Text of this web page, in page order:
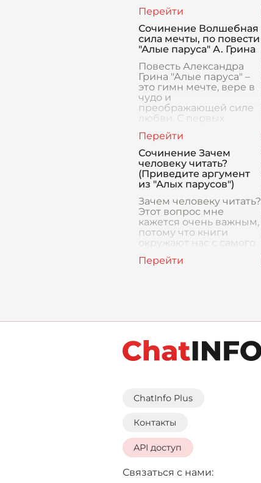
вперед, несмотря на
жизненные трудности.
Повесть "Алые паруса",
Сочинение Волшебная
сила мечты, по повести
"Алые паруса" А. Грина
Повесть Александра
Грина "Алые паруса" –
это гимн мечте, вере в
чудо и
преображающей силе
любви. С первых
погружается в
атмосферу маленького
приморского поселка К
Сочинение Зачем
человеку читать?
(Приведите аргумент
из "Алых парусов")
Зачем человеку читать?
Этот вопрос мне
кажется очень важным,
потому что книги
окружают нас с самого
мне сказки на ночь, а
ChatInfo Plus
Контакты
API доступ
Связаться с нами: